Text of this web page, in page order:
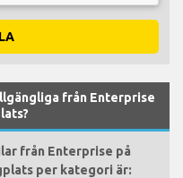
från Enterprise
från Enterprise på
per kategori är: